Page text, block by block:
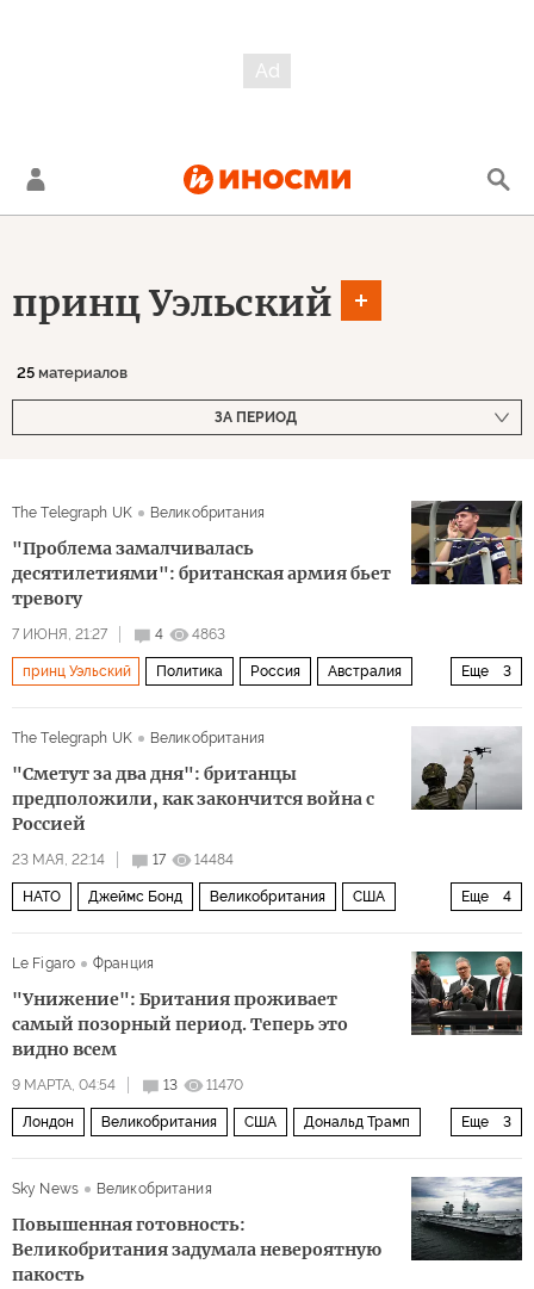
принц Уэльский
25 материалов
ЗА ПЕРИОД
The Telegraph UK Великобритания
"Проблема замалчивалась
десятилетиями": британская армия бьет
тревогу
7 ИЮНЯ, 21:27 4 4863
Еще 3
принц Уэльский Политика Россия Австралия
The Telegraph UK
Великобритания
"Сметут за два дня": британцы
предположили, как закончится война с
Россией
23 МАЯ, 22:14 17 14484
Еще 4
НАТО Джеймс Бонд Великобритания США
Le Figaro Франция
"Унижение": Британия проживает
самый позорный период. Теперь это
видно всем
9 МАРТА, 04:54 13 11470
Еще 3
Лондон Великобритания США Дональд Трамп
Sky News
Великобритания
Повышенная готовность:
Великобритания задумала невероятную
пакость